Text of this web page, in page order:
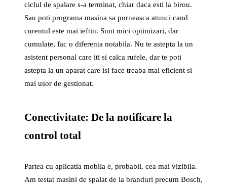
ciclul de spalare s-a terminat, chiar daca esti la birou.
Sau poti programa masina sa porneasca atunci cand
curentul este mai ieftin. Sunt mici optimizari, dar
cumulate, fac o diferenta notabila. Nu te astepta la un
asistent personal care iti si calca rufele, dar te poti
astepta la un aparat care isi face treaba mai eficient si
mai usor de gestionat.
Conectivitate: De la notificare la
control total
Partea cu aplicatia mobila e, probabil, cea mai vizibila.
Am testat masini de spalat de la branduri precum Bosch,